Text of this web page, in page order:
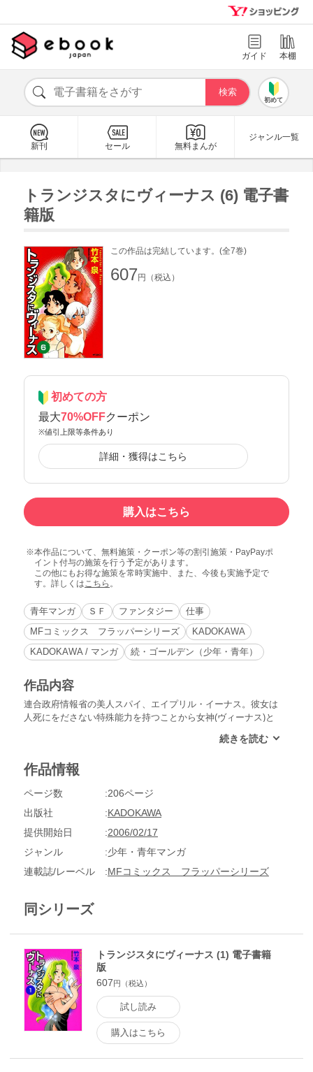
ガイド 本棚
初めて
新刊 セール 無料まんが
ジャンル一覧
トランジスタにヴィーナス (6) 電子書
籍版
この作品は完結しています。(全7巻)
607円（税込）
初めての方
最大70%OFFクーポン
※値引上限等条件あり
詳細・獲得はこちら
購入はこちら
本作品について、無料施策・クーポン等の割引施策・PayPayポ
イント付与の施策を行う予定があります。
この他にもお得な施策を常時実施中、また、今後も実施予定で
す。詳しくは こちら 。
青年マンガ ＳＦ ファンタジー
仕事
MFコミックス フラッパーシリーズ
KADOKAWA
KADOKAWA / マンガ
続・ゴールデン（少年・青年）
作品内容
連合政府情報省の美人スパイ、エイプリル・イーナス。彼女は
人死にをださない特殊能力を持つことから女神(ヴィーナス)と
明になった帝国の実力者の跡取りを捜すことだった。しかし、
きて、大トラブルが巻き起こる!!……マリアアナのシャワーシ
作品情報
ページ数
206ページ
出版社
KADOKAWA
提供開始日
2006/02/17
ジャンル
少年・青年マンガ
連載誌/レーベル
MFコミックス フラッパーシリーズ
同シリーズ
トランジスタにヴィーナス (1) 電子書籍
版
607円（税込）
試し読み
購入はこちら